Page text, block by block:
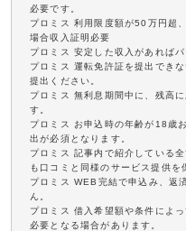
必要です。
プロミス 利用限度額が50万円超
場合収入証明必要
プロミス 安定した収入があれば
プロミス 運転免許証を提出でき
提出ください。
プロミス 無利息期間中に、残高
す。
プロミス お申込時の年齢が18歳
出が必須となります。
プロミス 記事内で紹介している
も口コミと同様のサービス提供を
プロミス WEB完結で申込み、返
ん。
プロミス 借入希望額や条件によ
必要となる場合があります。